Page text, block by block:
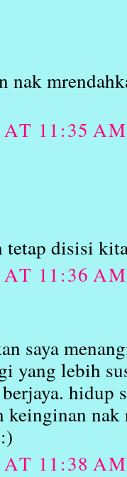
nak
11:35 AM
disisi
11:36 AM
saya
yang lebih
hidup
nak
11:38 AM